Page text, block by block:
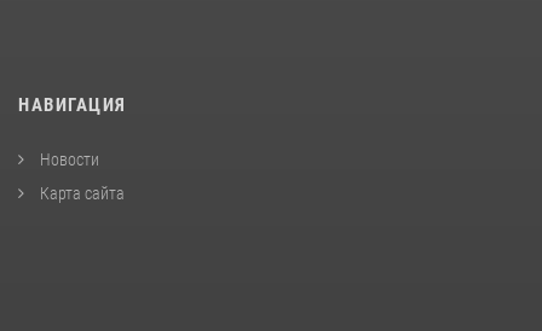
НАВИГАЦИЯ
Новости
Карта сайта